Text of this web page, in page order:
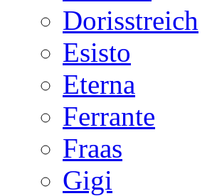
Dorisstreich
Esisto
Eterna
Ferrante
Fraas
Gigi